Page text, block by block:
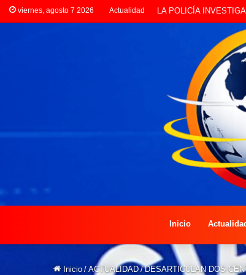
viernes, agosto 7 2026 Actualidad PREOCUPACIÓN POR
Inicio
Inicio / ACTUALIDAD / DESARTICULAN DOS